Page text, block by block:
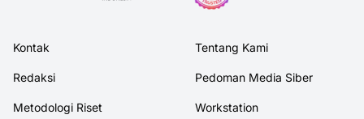
Kontak Tentang Kami
Redaksi Pedoman Media Siber
Metodologi Riset Workstation